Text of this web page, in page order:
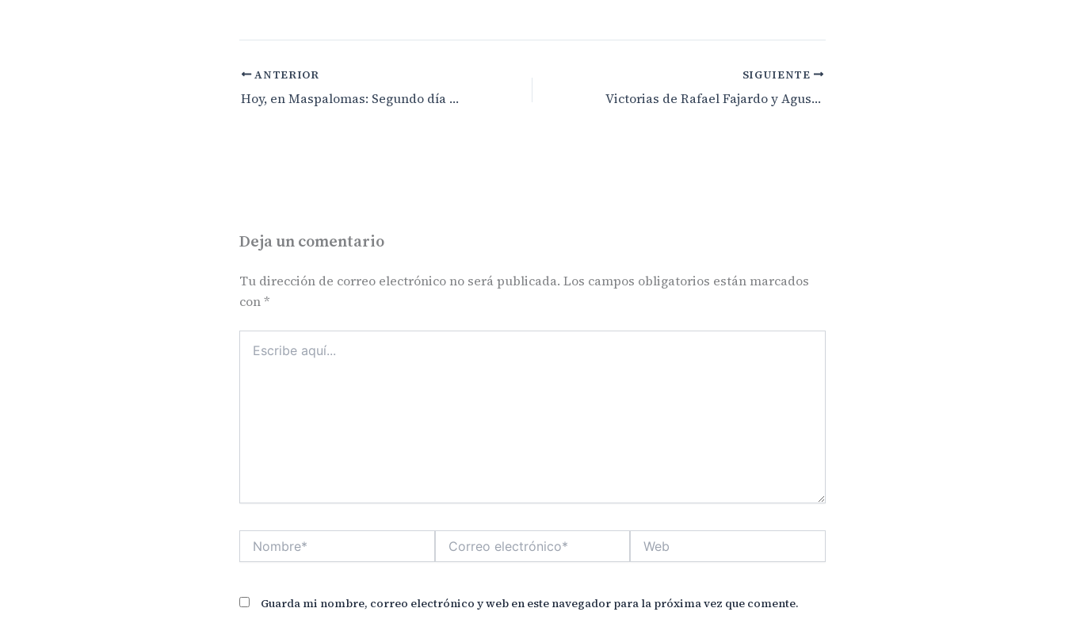
ANTERIOR
Hoy, en Maspalomas: Segundo día del mejor soul mundial
SIGUIENTE
Victorias de Rafael Fajardo y Agustín Navarro en el «XXII Torneo de Golf Boulevard El Faro»
Deja un comentario
Tu dirección de correo electrónico no será publicada. Los campos obligatorios están marcados
con*
aquí...
electrónico*
Guarda mi nombre, correo electrónico y web en este navegador para la próxima vez que comente.